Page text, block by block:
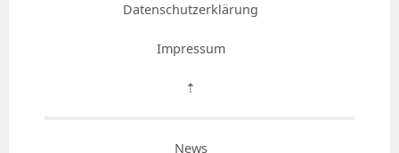
Datenschutzerklärung
Impressum
⇡
News